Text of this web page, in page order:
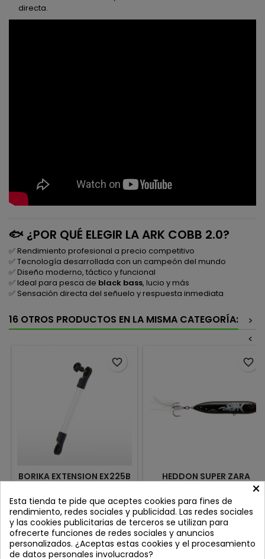
directa.
🐟 ¿POR QUÉ ELEGIR LA ARK COBB 2.0?
✅ Rendimiento profesional a precio competitivo
✅ Tecnología desarrollada con un campeón del mundo
✅ Diseño moderno, táctico y funcional
✅ Ideal para pesca de black bass, lucio y más
✅ Sensación directa del señuelo y respuesta inmediata
16 OTROS PRODUCTOS EN LA MISMA CATEGORÍA:
>
<
BORIKA EXTENSION EX225B
22.5CM
Review(s):0
La extensión BORIKA Fasten
EX225 es un accesorio
diseñado para ampliar la
versatilidad y el alcance de
cualquier complemento
Precio
27,50 €
 Añadir al carrito
favorite_border
HEDDON SUPER ZARA
SPOOK BLACK WHITE
HERRINGReview(s):
El Heddon Super Zara
Spook es un señuelo de
superficie de gran perfil
diseñado para situaciones
Precio
16,95 €
favorite_border
×
Esta tienda te pide que aceptes cookies para fines de
rendimiento, redes sociales y publicidad. Las redes sociales
y las cookies publicitarias de terceros se utilizan para
ofrecerte funciones de redes sociales y anuncios
personalizados. ¿Aceptas estas cookies y el procesamiento
de datos personales involucrados?